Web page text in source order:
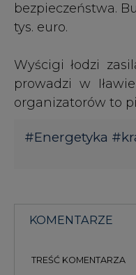
bezpieczeństwa.
tys. euro.
Wyścigi łodzi
prowadzi w
organizatorów to
#Energetyka #
KOMENTARZE
TREŚĆ KOMENTARZA